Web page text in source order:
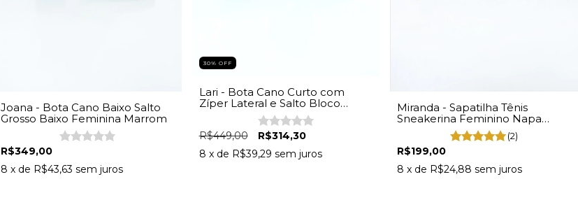
Joana - Bota Cano Baixo Salto
Grosso Baixo Feminina Marrom
R$349,00
8 x de R$43,63 sem juros
30% OFF
Lari - Bota Cano Curto com
Zíper Lateral e Salto Bloco
Grosso Marrom
R$449,00
R$314,30
8 x de R$39,29 sem juros
Miranda - Sapatilha Tênis
Sneakerina Feminino Napa
(2)
R$199,00
8 x de R$24,88 sem juros